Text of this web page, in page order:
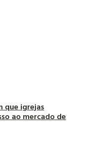
que igrejas
ao mercado de